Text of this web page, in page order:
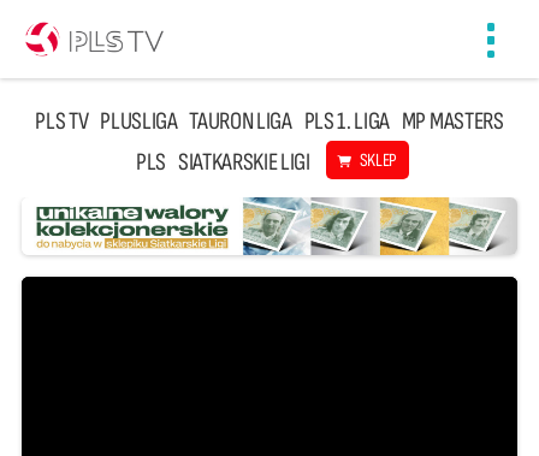
PLS TV PLUSLIGA TAURON LIGA PLS 1. LIGA MP MASTERS
PLS SIATKARSKIE LIGI SKLEP